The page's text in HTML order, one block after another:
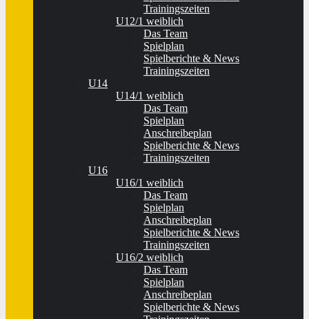
Trainingszeiten
U12/1 weiblich
Das Team
Spielplan
Spielberichte & News
Trainingszeiten
U14
U14/1 weiblich
Das Team
Spielplan
Anschreibeplan
Spielberichte & News
Trainingszeiten
U16
U16/1 weiblich
Das Team
Spielplan
Anschreibeplan
Spielberichte & News
Trainingszeiten
U16/2 weiblich
Das Team
Spielplan
Anschreibeplan
Spielberichte & News